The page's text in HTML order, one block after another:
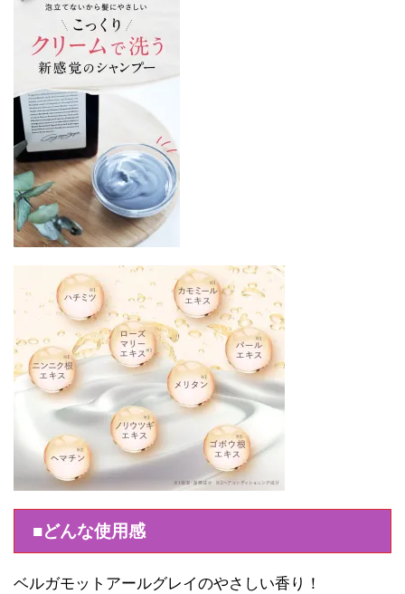
■どんな使用感
ベルガモットアールグレイのやさしい香り！